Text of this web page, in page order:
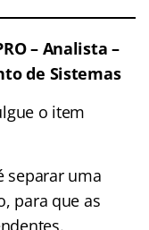
– Analista –
de Sistemas
o item
separar uma
para que as